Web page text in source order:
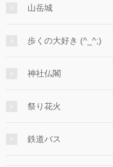
山岳城
歩くの大好き (^_^;)
神社仏閣
祭り花火
鉄道バス